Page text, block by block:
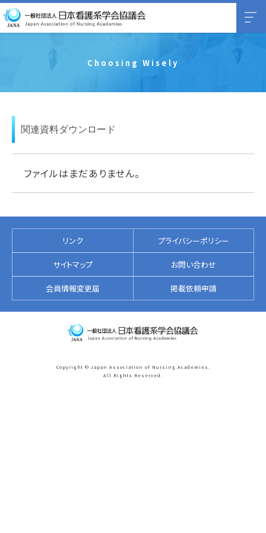
Choosing Wisely
関連資料ダウンロード
ファイルはまだありません。
リンク プライバシーポリシー
サイトマップ お問い合わせ
会員情報変更届 掲載依頼申請
Copyright © Japan Association of Nursing Academies.
All Rights Reserved.